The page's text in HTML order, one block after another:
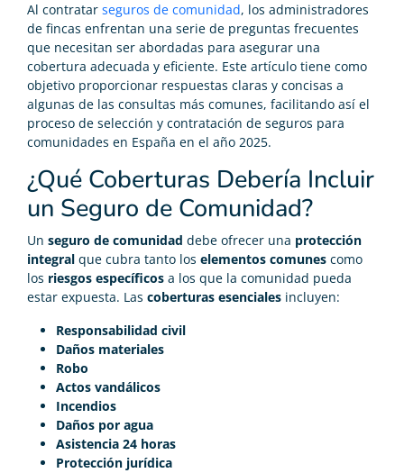
Al contratar seguros de comunidad, los administradores
de fincas enfrentan una serie de preguntas frecuentes
que necesitan ser abordadas para asegurar una
cobertura adecuada y eficiente. Este artículo tiene como
objetivo proporcionar respuestas claras y concisas a
algunas de las consultas más comunes, facilitando así el
proceso de selección y contratación de seguros para
comunidades en España en el año 2025.
¿Qué Coberturas Debería Incluir
un Seguro de Comunidad?
Un seguro de comunidad debe ofrecer una protección
integral que cubra tanto los elementos comunes como
los riesgos específicos a los que la comunidad pueda
estar expuesta. Las coberturas esenciales incluyen:
Responsabilidad civil
Daños materiales
Robo
Actos vandálicos
Incendios
Daños por agua
Asistencia 24 horas
Protección jurídica